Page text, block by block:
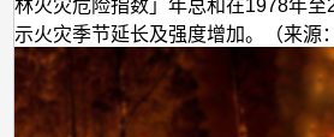
林火灾危险指数」年总和在1978年至
示火灾季节延长及强度增加。（来源